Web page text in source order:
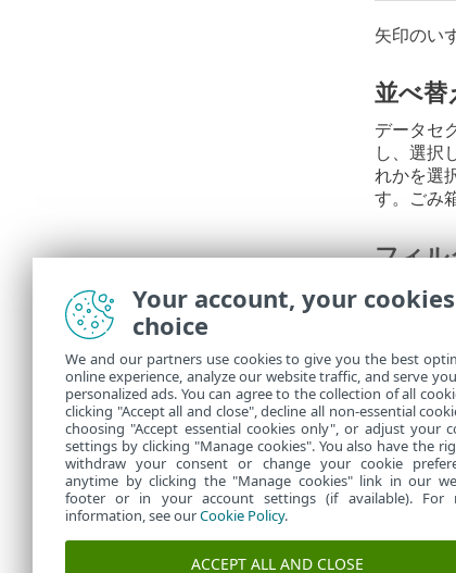
矢印のい
並べ替
データセ
し、選択
れかを選
す。ごみ
フィル
フィルタ
フに表示
概要
サマリー
Your account, your cookies
choice
We and our partners use cookies to give you the best
online experience, analyze our website traffic, and serve
personalized ads. You can agree to the collection of all
clicking "Accept all and close", decline all non-essential
choosing "Accept essential cookies only", or adjust your
settings by clicking "Manage cookies". You also have the
withdraw your consent or change your cookie
anytime by clicking the "Manage cookies" link in our
footer or in your account settings (if available). For
information, see ourCookie Policy.
ACCEPT ALL AND CLOSE